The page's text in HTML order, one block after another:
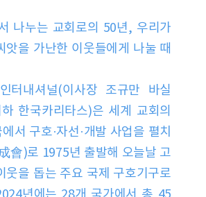
나누는 교회로의 50년, 우리가
앗을 가난한 이웃들에게 나눌 때
터내셔널(이사장 조규만 바실
한국카리타스)은 세계 교회의
서 구호·자선·개발 사업을 펼치
會)로 1975년 출발해 오늘날 고
웃을 돕는 주요 국제 구호기구로